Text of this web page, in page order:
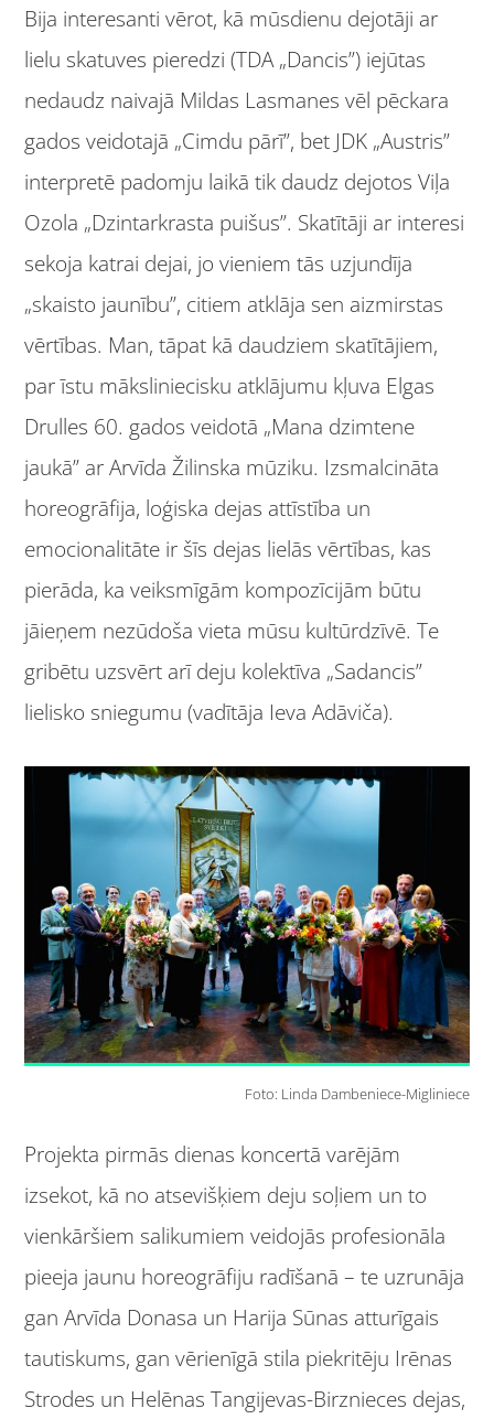
Bija interesanti vērot, kā mūsdienu dejotāji ar
lielu skatuves pieredzi (TDA „Dancis”) iejūtas
nedaudz naivajā Mildas Lasmanes vēl pēckara
gados veidotajā „Cimdu pārī”, bet JDK „Austris”
interpretē padomju laikā tik daudz dejotos Viļa
Ozola „Dzintarkrasta puišus”. Skatītāji ar interesi
sekoja katrai dejai, jo vieniem tās uzjundīja
„skaisto jaunību”, citiem atklāja sen aizmirstas
vērtības. Man, tāpat kā daudziem skatītājiem,
par īstu māksliniecisku atklājumu kļuva Elgas
Drulles 60. gados veidotā „Mana dzimtene
jaukā” ar Arvīda Žilinska mūziku. Izsmalcināta
horeogrāfija, loģiska dejas attīstība un
emocionalitāte ir šīs dejas lielās vērtības, kas
pierāda, ka veiksmīgām kompozīcijām būtu
jāieņem nezūdoša vieta mūsu kultūrdzīvē. Te
gribētu uzsvērt arī deju kolektīva „Sadancis”
lielisko sniegumu (vadītāja Ieva Adāviča).
Foto: Linda Dambeniece-Migliniece
Projekta pirmās dienas koncertā varējām
izsekot, kā no atsevišķiem deju soļiem un to
vienkāršiem salikumiem veidojās profesionāla
pieeja jaunu horeogrāfiju radīšanā – te uzrunāja
gan Arvīda Donasa un Harija Sūnas atturīgais
tautiskums, gan vērienīgā stila piekritēju Irēnas
Strodes un Helēnas Tangijevas-Birznieces dejas,